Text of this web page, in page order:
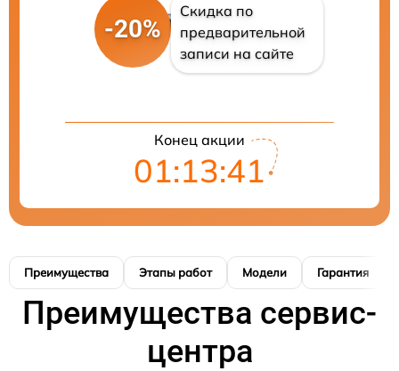
-20%
Скидка по
предварительной
записи на сайте
Конец акции
01:13:40
Преимущества Этапы работ Модели Гарантия
Преимущества сервис-
центра